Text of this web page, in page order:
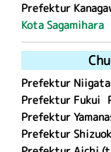
Prefektur
Kota Sagamihara
Prefektur Niigata
Prefektur Fukui
Prefektur
Prefektur